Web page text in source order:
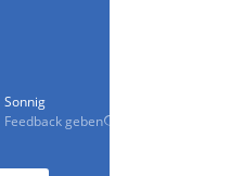
Sonnig
Feedback geben